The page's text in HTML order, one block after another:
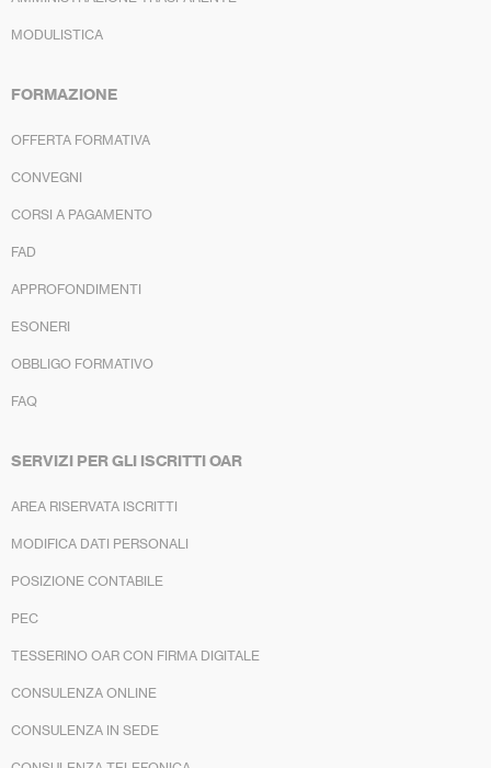
MODULISTICA
FORMAZIONE
OFFERTA FORMATIVA
CONVEGNI
CORSI A PAGAMENTO
FAD
APPROFONDIMENTI
ESONERI
OBBLIGO FORMATIVO
FAQ
SERVIZI PER GLI ISCRITTI OAR
AREA RISERVATA ISCRITTI
MODIFICA DATI PERSONALI
POSIZIONE CONTABILE
PEC
TESSERINO OAR CON FIRMA DIGITALE
CONSULENZA ONLINE
CONSULENZA IN SEDE